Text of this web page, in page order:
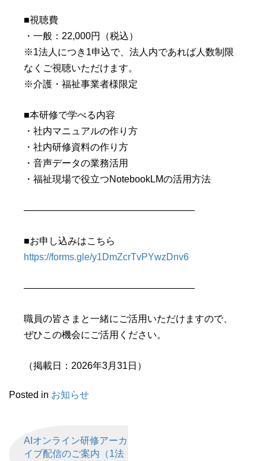
■視聴費
・一般：22,000円（税込）
※1法人につき1申込で、法人内であれば人数制限
なくご視聴いただけます。
※介護・福祉事業者様限定
■本研修で学べる内容
・社内マニュアルの作り方
・社内研修資料の作り方
・音声データの業務活用
・福祉現場で役立つNotebookLMの活用方法
――――――――――――――――――
■お申し込みはこちら
https://forms.gle/y1DmZcrTvPYwzDnv6
――――――――――――――――――
職員の皆さまと一緒にご活用いただけますので、
ぜひこの機会にご活用ください。
（掲載日：2026年3月31日）
Posted in お知らせ
AIオンライン研修アーカ
イブ配信のご案内（1法